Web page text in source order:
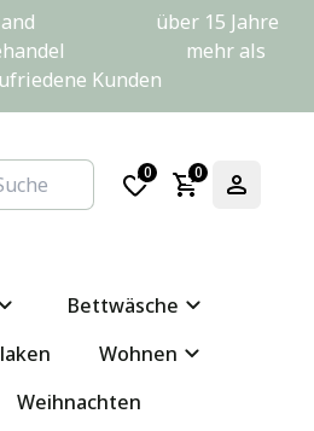
über 15 Jahre
mehr als
Kunden
0 0
Bettwäsche
Wohnen
Weihnachten